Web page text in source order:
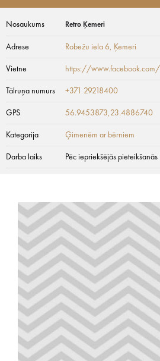
Nosaukums Retro Ķemeri
Adrese Robežu iela 6, Ķemeri
Vietne https://www.facebook.com/
Tālruņa numurs +371 29218400
GPS 56.9453873,23.4886740
Kategorija Ģimenēm ar bērniem
Darba laiks Pēc iepriekšējās pieteikšanās